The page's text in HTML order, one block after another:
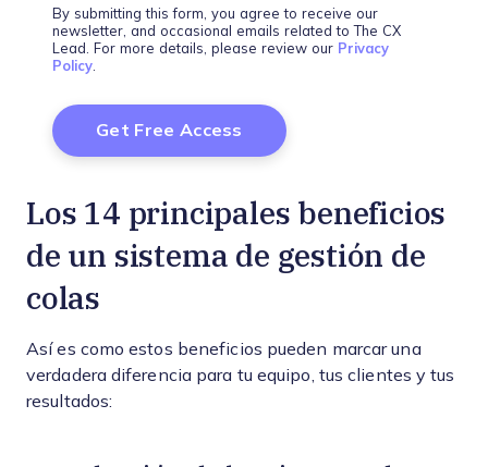
By submitting this form, you agree to receive our
newsletter, and occasional emails related to The CX
Lead. For more details, please review our Privacy
Policy.
Los 14 principales beneficios
de un sistema de gestión de
colas
Así es como estos beneficios pueden marcar una
verdadera diferencia para tu equipo, tus clientes y tus
resultados: